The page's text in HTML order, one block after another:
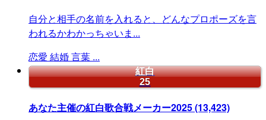
自分と相手の名前を入れると、どんなプロポーズを言
われるかわかっちゃいま...
恋愛 結婚言葉 ...
紅白
25
あなた主催の紅白歌合戦メーカー2025(13,423)